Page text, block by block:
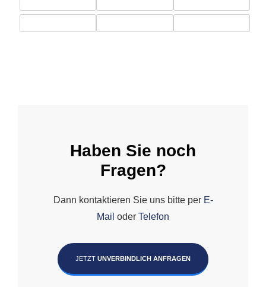
Haben Sie noch
Fragen?
Dann kontaktieren Sie uns bitte per E-
Mail oder Telefon
JETZT UNVERBINDLICH ANFRAGEN